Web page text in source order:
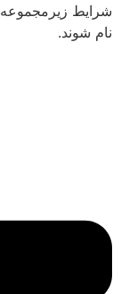
شرایط
نام شوند.